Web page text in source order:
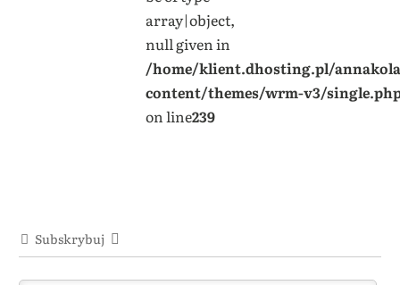
array|object,
null given in
/home/klient.dhosting.pl/
content/themes/wrm-v3/
on line239
Subskrybuj